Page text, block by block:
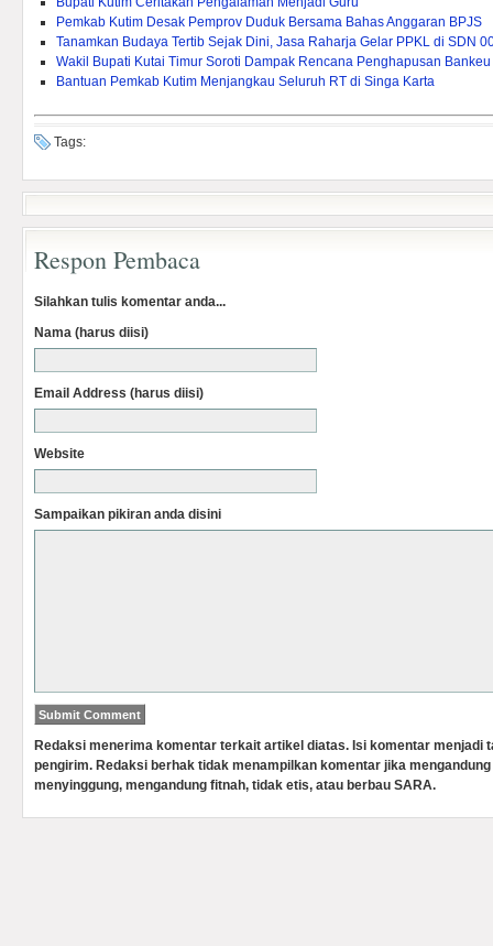
Pemkab Kutim Desak Pemprov Duduk Bersama Bahas Anggaran BPJS
Tanamkan Budaya Tertib Sejak Dini, Jasa Raharja Gelar PPKL di SDN
Wakil Bupati Kutai Timur Soroti Dampak Rencana Penghapusan
Bantuan Pemkab Kutim Menjangkau Seluruh RT di Singa Karta
Tags:
Respon Pembaca
Silahkan tulis komentar anda...
Nama (harus diisi)
Email Address (harus diisi)
Website
Sampaikan pikiran anda disini
Redaksi menerima komentar terkait artikel diatas. Isi komentar menjadi
pengirim. Redaksi berhak tidak menampilkan komentar jika
menyinggung, mengandung fitnah, tidak etis, atau berbau SARA.